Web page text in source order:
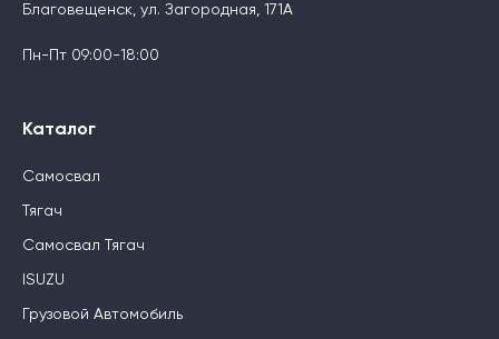
Благовещенск, ул. Загородная, 171А
Пн-Пт 09:00-18:00
Каталог
Самосвал
Тягач
Самосвал Тягач
ISUZU
Грузовой Автомобиль